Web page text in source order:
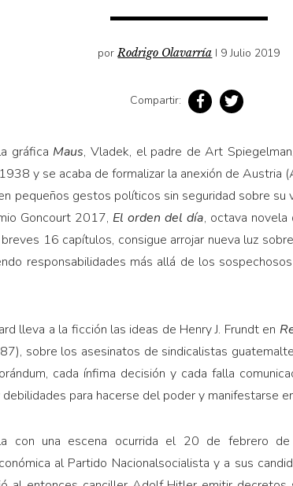
porRodrigo Olavarría I 9 Julio 2019
Compartir:
gráfica Maus, Vladek, el padre de Art
y se acaba de formalizar la anexión de Austria
pequeños gestos políticos sin seguridad sobre su
Goncourt 2017, El orden del día, octava
16 capítulos, consigue arrojar nueva luz
responsabilidades más allá de los
lleva a la ficción las ideas de Henry J. Frun­dt en
sobre los asesinatos de sindicalistas
cada ínfima deci­sión y cada falla
para hacerse del poder y manifestarse
con una escena ocurrida el 20 de febrero
al Partido Nacionalsocialista y a sus